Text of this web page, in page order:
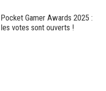
Pocket Gamer Awards 2025 :
les votes sont ouverts !